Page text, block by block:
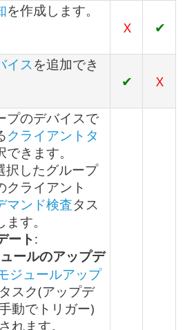
を作成します。
X
✔
イスを追加でき
✔ X
プのデバイスで
クライアントタ
できます。
択したグループ
クライアント
マンド検査タス
す。
ート:
ールのアップデ
ジュールアップ
タスク(アップデ
動でトリガー)
れます。